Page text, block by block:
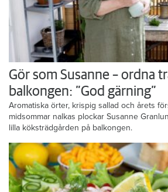
Gör som Susanne – ordna
balkongen: ”God gärning”
Aromatiska örter, krispig sallad och årets
midsommar nalkas plockar Susanne
lilla köksträdgården på balkongen.